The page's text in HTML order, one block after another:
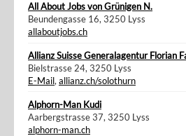
All About Jobs von Grünigen N.
Beundengasse 16, 3250 Lyss
allaboutjobs.ch
Allianz Suisse Generalagentur Florian
Bielstrasse 24, 3250 Lyss
E-Mail, allianz.ch/solothurn
Alphorn-Man Kudi
Aarbergstrasse 37, 3250 Lyss
alphorn-man.ch